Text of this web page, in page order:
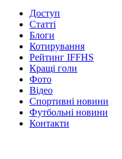
Доступ
Статті
Блоги
Котирування
Рейтинг IFFHS
Кращі голи
Фото
Відео
Спортивні новини
Футбольні новини
Контакти